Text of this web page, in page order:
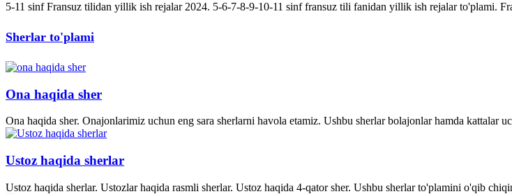
5-11 sinf Fransuz tilidan yillik ish rejalar 2024. 5-6-7-8-9-10-11 sinf fransuz tili fanidan yillik ish rejalar to'plami.
Sherlar to'plami
Ona haqida sher
Ona haqida sher. Onajonlarimiz uchun eng sara sherlarni havola etamiz. Ushbu sherlar bolajonlar hamda kattalar
Ustoz haqida sherlar
Ustoz haqida sherlar. Ustozlar haqida rasmli sherlar. Ustoz haqida 4-qator sher. Ushbu sherlar to'plamini o'qib